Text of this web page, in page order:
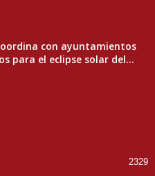
con ayuntamientos
para el eclipse solar del...
2329